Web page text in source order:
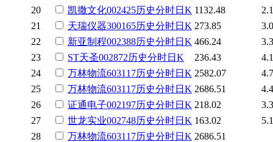
20
凯撒文化002425历史分时日K 1132.48
21
天瑞仪器300165历史分时日K 273.85
22
新亚制程002388历史分时日K 466.24
23
ST天圣002872历史分时日K 236.43
24
万林物流603117历史分时日K 2582.07
25
万林物流603117历史分时日K 2686.51
26
证通电子002197历史分时日K 218.02
27
世龙实业002748历史分时日K 163.02
28
万林物流603117历史分时日K 2686.51